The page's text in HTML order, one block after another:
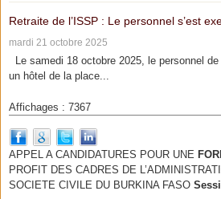
Retraite de l’ISSP : Le personnel s’est
mardi 21 octobre 2025
Le samedi 18 octobre 2025, le personnel de
un hôtel de la place...
Affichages : 7367
APPEL A CANDIDATURES POUR UNE
PROFIT DES CADRES DE
SOCIETE CIVILE DU BURKINA FASO